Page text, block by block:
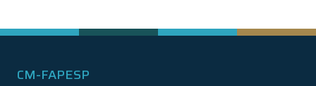
CM-FAPESP